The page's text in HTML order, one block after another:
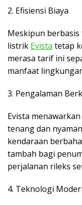
2. Efisiensi Biaya
Meskipun
listrik Evista tetap
merasa tarif ini
manfaat
3. Pengalaman
Evista
tenang dan
kendaraan
tambah bagi
perjalanan rileks
4. Teknologi